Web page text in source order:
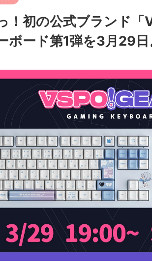
！初の公式ブランド「
ボード第1弾を3月29